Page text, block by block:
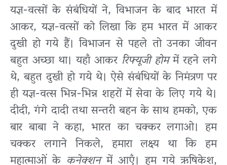
यज्ञ-वत्सों के संबंधियों ने, विभाजन के बाद भारत में
आकर, यज्ञ-वत्सों को लिखा कि हम भारत में आकर
दुखी हो गये हैं। विभाजन से पहले तो उनका जीवन
बहुत अच्छा था। यहाँ आकर रिफ्यूजी होममें रहने लगे
थे, बहुत दुखी हो गये थे। ऐसे संबंधियों के निमंत्रण पर
ही यज्ञ-वत्स भिन्न-भिन्न शहरों में सेवा के लिए गये थे।
दीदी, गंगे दादी तथा सन्तरी बहन के साथ हमको, एक
बार बाबा ने कहा, भारत का चक्कर लगाओ। हम
चक्कर लगाने निकले, हमारा लक्ष्य था कि हम